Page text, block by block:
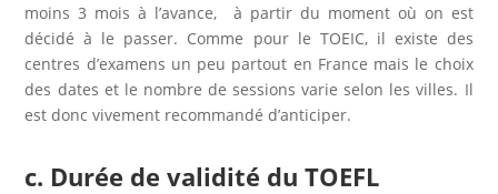
moins 3 mois à l’avance, à partir du moment où on est
décidé à le passer. Comme pour le TOEIC, il existe des
centres d’examens un peu partout en France mais le choix
des dates et le nombre de sessions varie selon les villes. Il
est donc vivement recommandé d’anticiper.
c. Durée de validité du TOEFL